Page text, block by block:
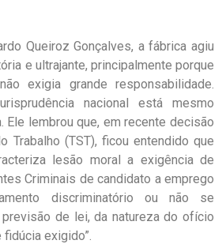
Queiroz Gonçalves, a fábrica agiu
e ultrajante, principalmente porque
exigia grande responsabilidade.
nacional está mesmo
Ele lembrou que, em recente decisão
Trabalho (TST), ficou entendido que
lesão moral a exigência de
Criminais de candidato a emprego
discriminatório ou não se
de lei, da natureza do ofício
exigido”.